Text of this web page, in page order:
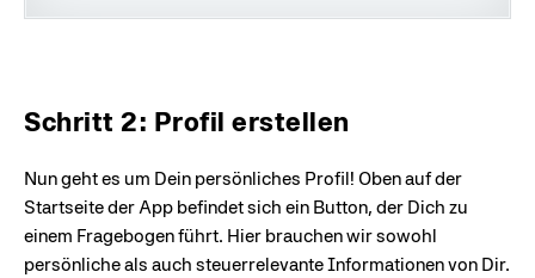
Schritt 2: Profil erstellen
Nun geht es um Dein persönliches Profil! Oben auf der
Startseite der App befindet sich ein Button, der Dich zu
einem Fragebogen führt. Hier brauchen wir sowohl
persönliche als auch steuerrelevante Informationen von Dir.